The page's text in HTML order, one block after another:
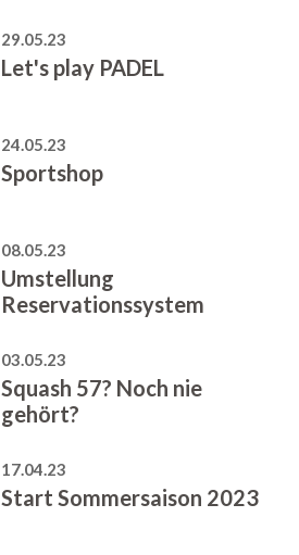
29.05.23
Let's play PADEL
24.05.23
Sportshop
08.05.23
Umstellung
Reservationssystem
03.05.23
Squash 57? Noch nie
gehört?
17.04.23
Start Sommersaison 2023